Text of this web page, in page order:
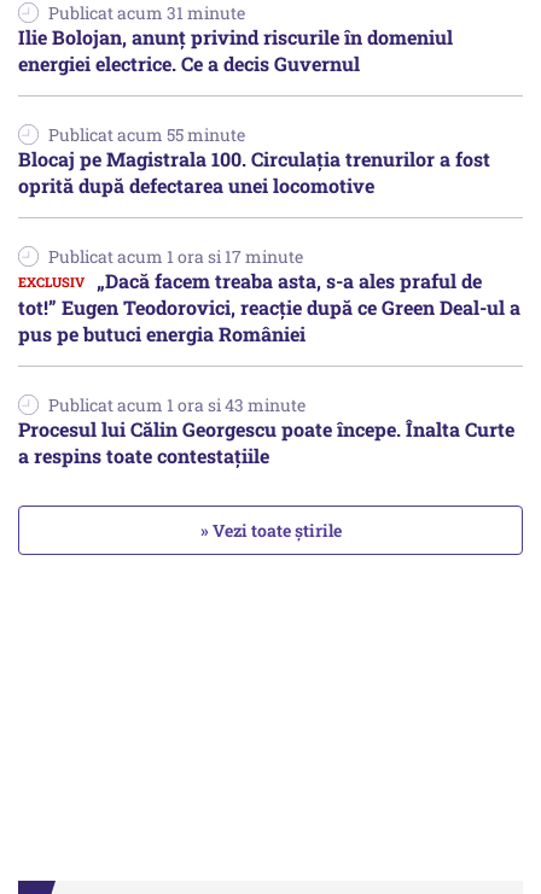
Publicat acum 31 minute
Ilie Bolojan, anunț privind riscurile în domeniul
energiei electrice. Ce a decis Guvernul
Publicat acum 55 minute
Blocaj pe Magistrala 100. Circulația trenurilor a fost
oprită după defectarea unei locomotive
Publicat acum 1 ora si 17 minute
„Dacă facem treaba asta, s-a ales praful de
tot!” Eugen Teodorovici, reacție după ce Green Deal-ul a
pus pe butuci energia României
Publicat acum 1 ora si 43 minute
Procesul lui Călin Georgescu poate începe. Înalta Curte
a respins toate contestațiile
» Vezi toate știrile